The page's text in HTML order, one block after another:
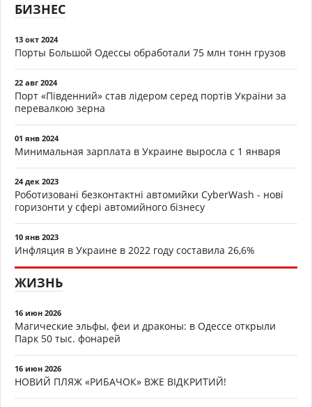
БИЗНЕС
13 окт 2024
Порты Большой Одессы обработали 75 млн тонн грузов
22 авг 2024
Порт «Південний» став лідером серед портів України за
перевалкою зерна
01 янв 2024
Минимальная зарплата в Украине выросла с 1 января
24 дек 2023
Роботизовані безконтактні автомийки CyberWash - нові
горизонти у сфері автомийного бізнесу
10 янв 2023
Инфляция в Украине в 2022 году составила 26,6%
ЖИЗНЬ
16 июн 2026
Магические эльфы, феи и драконы: в Одессе открыли
Парк 50 тыс. фонарей
16 июн 2026
НОВИЙ ПЛЯЖ «РИБАЧОК» ВЖЕ ВІДКРИТИЙ!